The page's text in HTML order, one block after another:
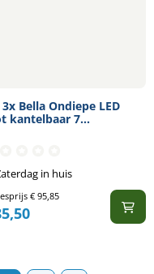
Bella Ondiepe LED
kantelbaar 7...
in huis
€95,85